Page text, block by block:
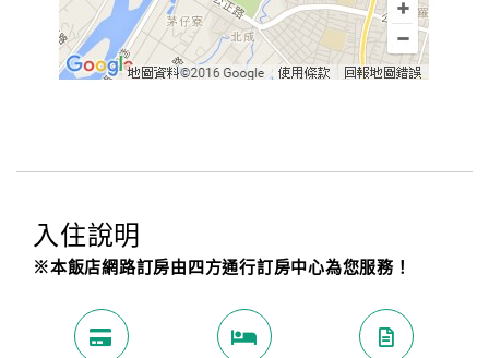
入住說明
※本飯店網路訂房由四方通行訂房中心為您服務！